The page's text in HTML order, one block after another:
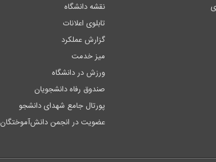
نقشه دانشگاه
تابلوی اعلانات
گزارش عملکرد
میز خدمت
ورزش در دانشگاه
صندوق رفاه دانشجویان
پورتال جامع شهدای دانشجو
عضویت در انجمن دانش‌آموختگان